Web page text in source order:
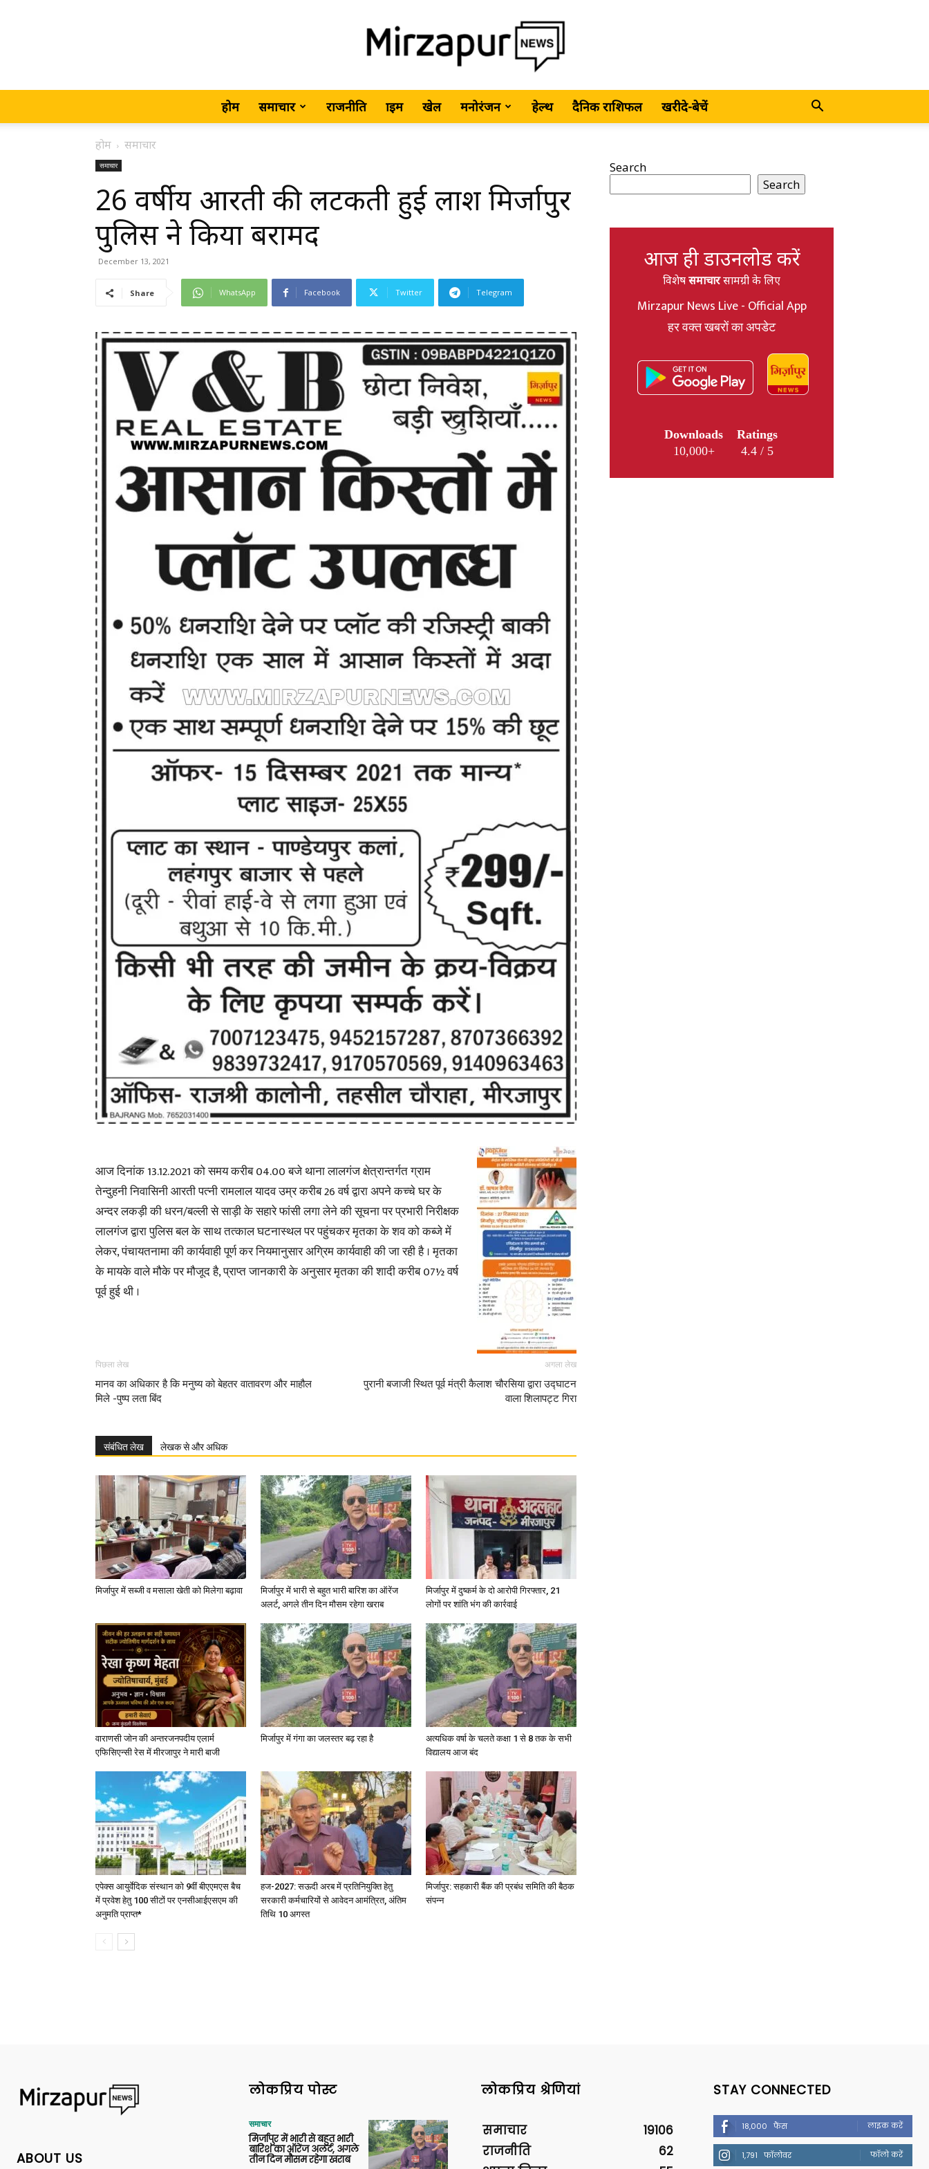
MirzapurNews.com
•
Hindi
News,
Latest
News
in
Hindi,
Today
Hindi
News
Paper
होम समाचार राजनीति क्राइम खेल मनोरंजन हेल्थ दैनिक राशिफल खरीदे-बेचें
होम समाचार
समाचार
26 वर्षीय आरती की लटकती हुई लाश मिर्जापुर
पुलिस ने किया बरामद
December 13, 2021
Share WhatsApp Facebook Twitter Telegram
आज दिनांक 13.12.2021 को समय करीब 04.00 बजे थाना लालगंज क्षेत्रान्तर्गत ग्राम
तेन्दुहनी निवासिनी आरती पत्नी रामलाल यादव उम्र करीब 26 वर्ष द्वारा अपने कच्चे घर के
अन्दर लकड़ी की धरन/बल्ली से साड़ी के सहारे फांसी लगा लेने की सूचना पर प्रभारी निरीक्षक
लालगंज द्वारा पुलिस बल के साथ तत्काल घटनास्थल पर पहुंचकर मृतका के शव को कब्जे में
लेकर, पंचायतनामा की कार्यवाही पूर्ण कर नियमानुसार अग्रिम कार्यवाही की जा रही है । मृतका
के मायके वाले मौके पर मौजूद है, प्राप्त जानकारी के अनुसार मृतका की शादी करीब 07½ वर्ष
पूर्व हुई थी ।
पिछला लेख
मानव का अधिकार है कि मनुष्य को बेहतर वातावरण और माहौल
मिले -पुष्प लता बिंद
अगला लेख
पुरानी बजाजी स्थित पूर्व मंत्री कैलाश चौरसिया द्वारा उद्घाटन
वाला शिलापट्ट गिरा
संबंधित लेख लेखक से और अधिक
मिर्जापुर में सब्जी व मसाला खेती को मिलेगा बढ़ावा
मिर्जापुर में भारी से बहुत भारी बारिश का ऑरेंज
अलर्ट, अगले तीन दिन मौसम रहेगा खराब
मिर्जापुर में दुष्कर्म के दो आरोपी गिरफ्तार, 21
लोगों पर शांति भंग की कार्रवाई
वाराणसी जोन की अन्तरजनपदीय एलार्म
एफिसिएन्सी रेस में मीरजापुर ने मारी बाजी
मिर्जापुर में गंगा का जलस्तर बढ़ रहा है
अत्यधिक वर्षा के चलते कक्षा 1 से 8 तक के सभी
विद्यालय आज बंद
एपेक्स आयुर्वेदिक संस्थान को 9वीं बीएएमएस बैच
में प्रवेश हेतु 100 सीटों पर एनसीआईएसएम की
अनुमति प्राप्त*
हज-2027: सऊदी अरब में प्रतिनियुक्ति हेतु
सरकारी कर्मचारियों से आवेदन आमंत्रित, अंतिम
तिथि 10 अगस्त
मिर्जापुर: सहकारी बैंक की प्रबंध समिति की बैठक
संपन्न
Search
Search
आज ही डाउनलोड करें
विशेषसमाचारसामग्री के लिए
Mirzapur News Live - Official App
हर वक्त खबरों का अपडेट
Downloads
10,000+
Ratings
4.4 / 5
ABOUT US
लोकप्रिय पोस्ट
समाचार
मिर्जापुर में भारी से बहुत भारी
बारिश का ऑरेंज अलर्ट, अगले
तीन दिन मौसम रहेगा खराब
लोकप्रिय श्रेणियां
समाचार
19106
राजनीति
62
STAY CONNECTED
18,000 फैंस लाइक करें
1,791 फॉलोवर फॉलो करें